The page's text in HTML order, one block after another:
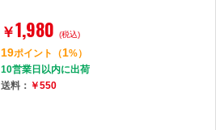
￥1,980 (税込)
19ポイント （1%）
10営業日以内に出荷
送料： ￥550